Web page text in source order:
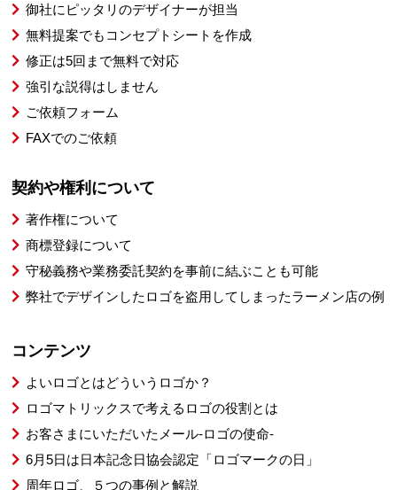
御社にピッタリのデザイナーが担当
無料提案でもコンセプトシートを作成
修正は5回まで無料で対応
強引な説得はしません
ご依頼フォーム
FAXでのご依頼
契約や権利について
著作権について
商標登録について
守秘義務や業務委託契約を事前に結ぶことも可能
弊社でデザインしたロゴを盗用してしまったラーメン店の例
コンテンツ
よいロゴとはどういうロゴか？
ロゴマトリックスで考えるロゴの役割とは
お客さまにいただいたメール-ロゴの使命-
6月5日は日本記念日協会認定「ロゴマークの日」
周年ロゴ、５つの事例と解説